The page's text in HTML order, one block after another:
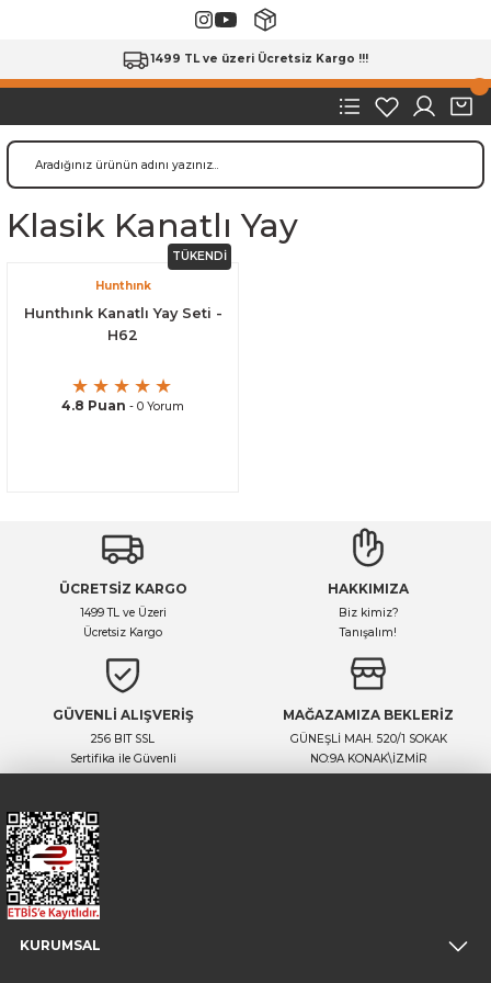
1499 TL ve üzeri Ücretsiz Kargo !!!
Klasik Kanatlı Yay
TÜKENDİ
Hunthınk
Hunthınk Kanatlı Yay Seti -
H62
4.8 Puan - 0 Yorum
ÜCRETSİZ KARGO
1499 TL ve Üzeri
Ücretsiz Kargo
HAKKIMIZA
Biz kimiz?
Tanışalım!
GÜVENLİ ALIŞVERİŞ
256 BIT SSL
Sertifika ile Güvenli
MAĞAZAMIZA BEKLERİZ
GÜNEŞLİ MAH. 520/1 SOKAK
NO:9A KONAK\İZMİR
KURUMSAL